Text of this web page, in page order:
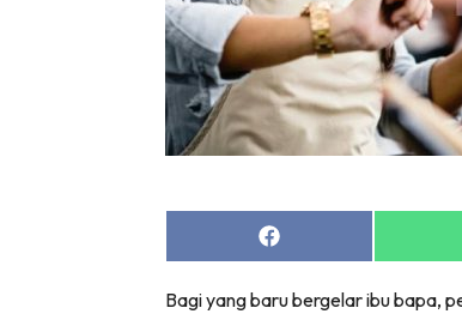
Share
on
Bagi yang baru bergelar ibu bapa,